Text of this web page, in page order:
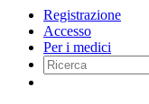
Registrazione
Accesso
Per i medici